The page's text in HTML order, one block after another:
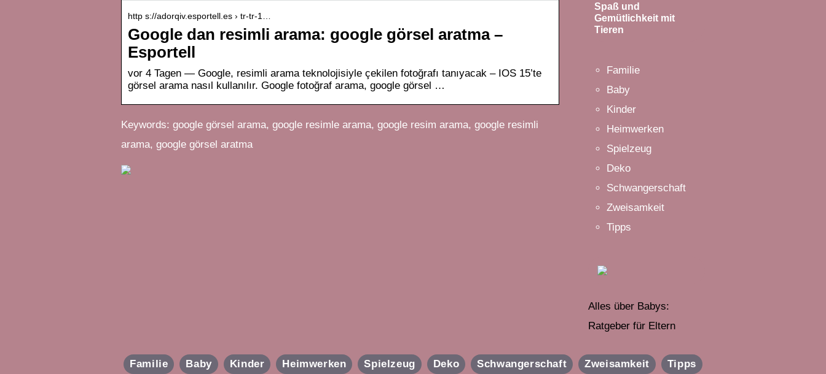
http s://adorqiv.esportell.es › tr-tr-1…
Google dan resimli arama: google görsel aratma –
Esportell
vor 4 Tagen — Google, resimli arama teknolojisiyle çekilen fotoğrafı tanıyacak – IOS 15’te
görsel arama nasıl kullanılır. Google fotoğraf arama, google görsel …
Keywords: google görsel arama, google resimle arama, google resim arama, google resimli
arama, google görsel aratma
Spaß und
Gemütlichkeit mit
Tieren
Familie
Baby
Kinder
Heimwerken
Spielzeug
Deko
Schwangerschaft
Zweisamkeit
Tipps
Alles über Babys:
Ratgeber für Eltern
Familie Baby Kinder Heimwerken Spielzeug Deko Schwangerschaft Zweisamkeit Tipps